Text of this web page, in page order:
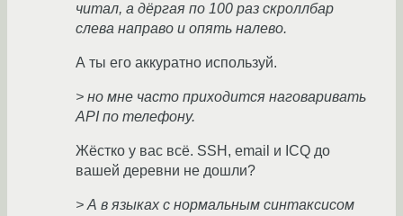
читал, а дёргая по 100 раз скроллбар
слева направо и опять налево.
А ты его аккуратно используй.
> но мне часто приходится наговаривать
API по телефону.
Жёстко у вас всё. SSH, email и ICQ до
вашей деревни не дошли?
> А в языках с нормальным синтаксисом